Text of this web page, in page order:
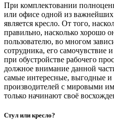
При комплектовании
или офисе одной из важнейших
является кресло. От того,
правильно, насколько хорошо
пользователю, во многом
сотрудника, его самочувствие
при обустройстве рабочего
должное внимание данной
самые интересные, выгодные и
производителей с мировыми
только начинают своё
Стул или кресло?